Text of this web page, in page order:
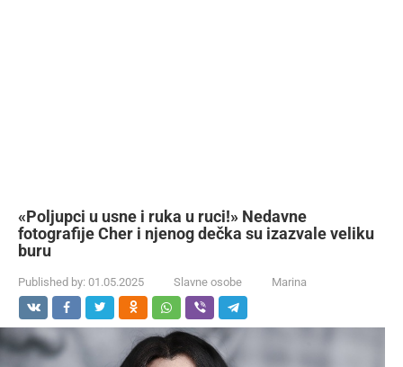
«Poljupci u usne i ruka u ruci!» Nedavne
fotografije Cher i njenog dečka su izazvale veliku
buru
Published by: 01.05.2025 Slavne osobe Marina